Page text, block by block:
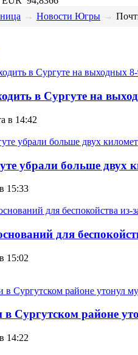
→ Новости Югры →
в Сургуте на
в 14:42
убрали больше двух
15:33
для
15:02
Сургутском районе
14:22